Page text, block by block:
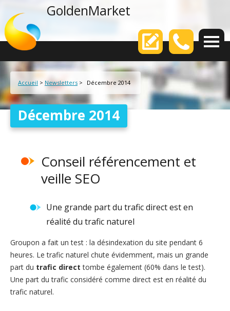
GoldenMarket
Votre
Accueil > Newsletters > Décembre 2014
Décembre 2014
Conseil référencement et
veille SEO
Une grande part du trafic direct est en
réalité du trafic naturel
Groupon a fait un test : la désindexation du site pendant 6
heures. Le trafic naturel chute évidemment, mais un grande
part du trafic direct tombe également (60% dans le test).
Une part du trafic considéré comme direct est en réalité du
trafic naturel.